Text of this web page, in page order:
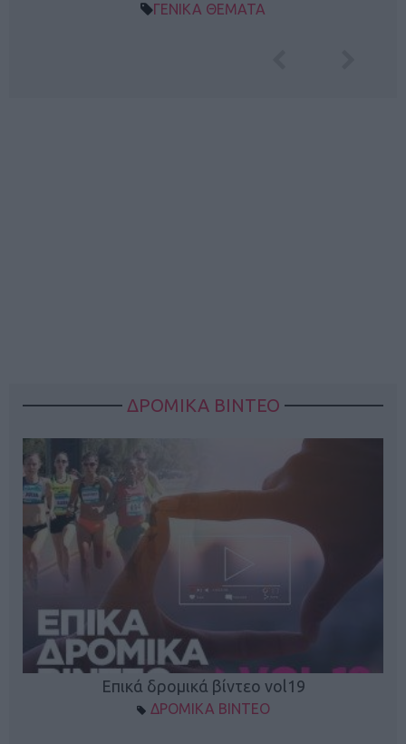
ΓΕΝΙΚΑ ΘΕΜΑΤΑ
ΔΡΟΜΙΚΑ ΒΙΝΤΕΟ
Επικά δρομικά βίντεο vol19
ΔΡΟΜΙΚΑ ΒΙΝΤΕΟ